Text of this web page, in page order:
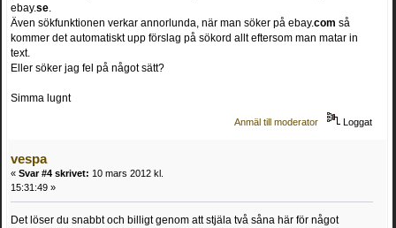
ebay.se.
Även sökfunktionen verkar annorlunda, när man söker på ebay.com så
kommer det automatiskt upp förslag på sökord allt eftersom man matar in
text.
Eller söker jag fel på något sätt?
Simma lugnt
Anmäl till moderator Loggat
vespa
« Svar #4 skrivet: 10 mars 2012 kl.
15:31:49 »
Det löser du snabbt och billigt genom att stjäla två såna här för något